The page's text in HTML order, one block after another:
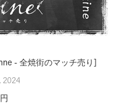
- 全焼街のマッチ売り]
2024